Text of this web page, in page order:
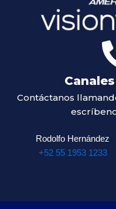
Contáctanos
Rodolfo Hernández
+52 55 1953 1233